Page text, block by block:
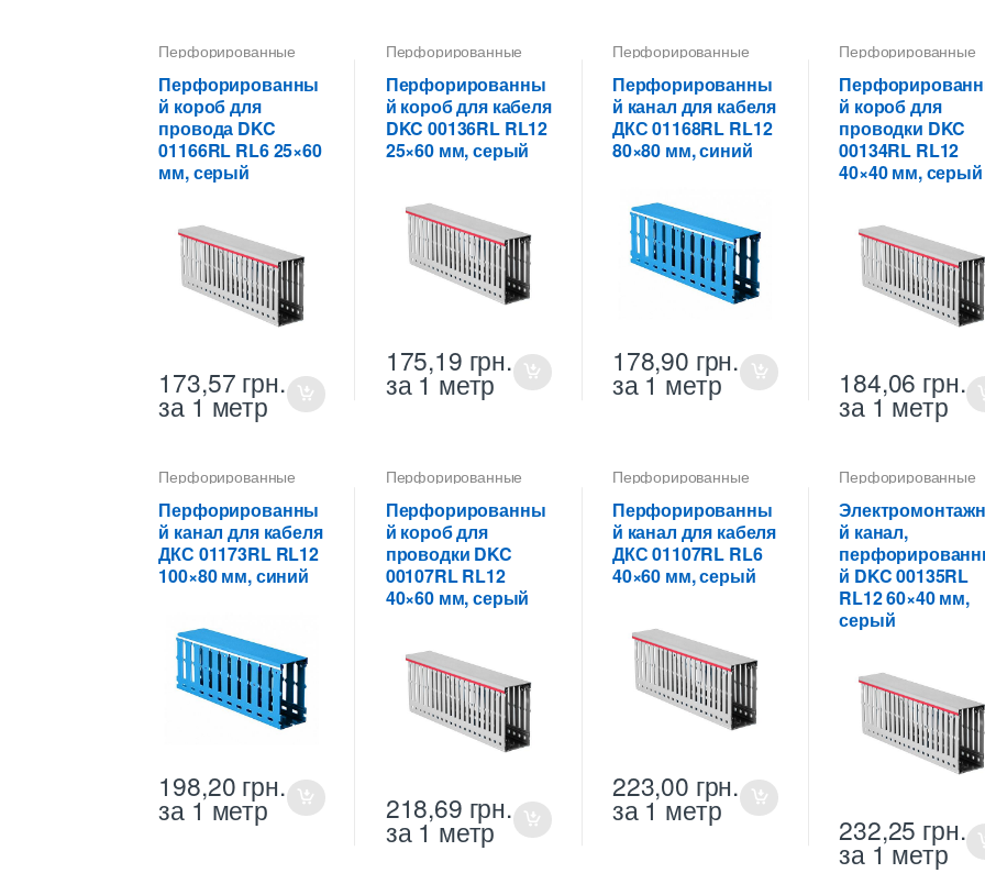
Перфорированные
кабель-каналы ПВХ
Перфорированны
й короб для
провода DKC
01166RL RL6 25×60
мм, серый
173,57 грн.
за 1 метр
Перфорированные
кабель-каналы ПВХ
Перфорированны
й короб для кабеля
DKC 00136RL RL12
25×60 мм, серый
175,19 грн.
за 1 метр
Перфорированные
кабель-каналы ПВХ
Перфорированны
й канал для кабеля
ДКС 01168RL RL12
80×80 мм, синий
178,90 грн.
за 1 метр
Перфорированные
кабель-каналы ПВХ
й короб для
проводки DKC
00134RL RL12
40×40 мм, серый
184,06 грн.
за 1 метр
Перфорированные
кабель-каналы ПВХ
Перфорированны
й канал для кабеля
ДКС 01173RL RL12
100×80 мм, синий
198,20 грн.
за 1 метр
Перфорированные
кабель-каналы ПВХ
Перфорированны
й короб для
проводки DKC
00107RL RL12
40×60 мм, серый
218,69 грн.
за 1 метр
Перфорированные
кабель-каналы ПВХ
Перфорированны
й канал для кабеля
ДКС 01107RL RL6
40×60 мм, серый
223,00 грн.
за 1 метр
Перфорированные
кабель-каналы ПВХ
й канал,
й DKC 00135RL
RL12 60×40 мм,
серый
232,25 грн.
за 1 метр